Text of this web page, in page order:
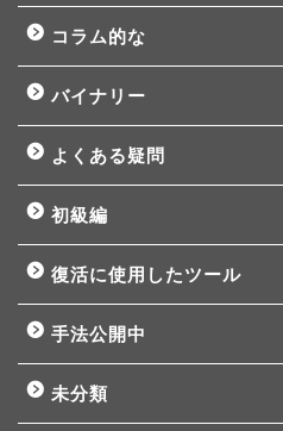
コラム的な
バイナリー
よくある疑問
初級編
復活に使用したツール
手法公開中
未分類